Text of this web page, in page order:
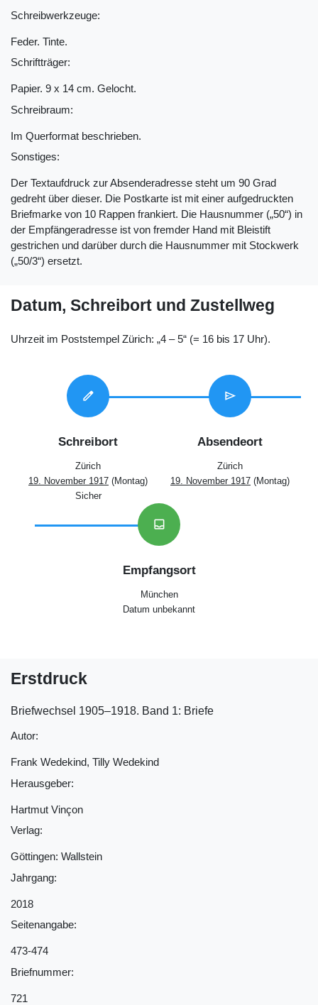
Schreibwerkzeuge:
Feder. Tinte.
Schriftträger:
Papier. 9 x 14 cm. Gelocht.
Schreibraum:
Im Querformat beschrieben.
Sonstiges:
Der Textaufdruck zur Absenderadresse steht um 90 Grad
gedreht über dieser. Die Postkarte ist mit einer aufgedruckten
Briefmarke von 10 Rappen frankiert. Die Hausnummer („50“) in
der Empfängeradresse ist von fremder Hand mit Bleistift
gestrichen und darüber durch die Hausnummer mit Stockwerk
(„50/3“) ersetzt.
Datum, Schreibort und Zustellweg
Uhrzeit im Poststempel Zürich: „4 – 5“ (= 16 bis 17 Uhr).
edit
Schreibort
Zürich
19. November 1917 (Montag)
Sicher
send
Absendeort
Zürich
19. November 1917 (Montag)
inbox
Empfangsort
München
Datum unbekannt
Erstdruck
Briefwechsel 1905‒1918. Band 1: Briefe
Autor:
Frank Wedekind, Tilly Wedekind
Herausgeber:
Hartmut Vinçon
Verlag:
Göttingen: Wallstein
Jahrgang:
2018
Seitenangabe:
473-474
Briefnummer:
721